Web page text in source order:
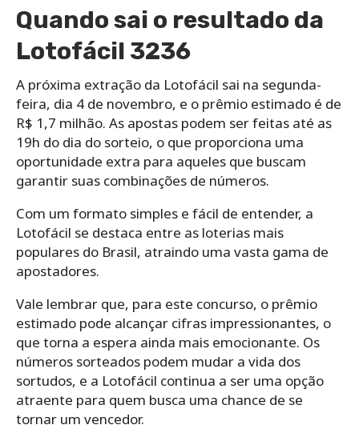
Quando sai o resultado da
Lotofácil 3236
A próxima extração da Lotofácil sai na segunda-
feira, dia 4 de novembro, e o prêmio estimado é de
R$ 1,7 milhão. As apostas podem ser feitas até as
19h do dia do sorteio, o que proporciona uma
oportunidade extra para aqueles que buscam
garantir suas combinações de números.
Com um formato simples e fácil de entender, a
Lotofácil se destaca entre as loterias mais
populares do Brasil, atraindo uma vasta gama de
apostadores.
Vale lembrar que, para este concurso, o prêmio
estimado pode alcançar cifras impressionantes, o
que torna a espera ainda mais emocionante. Os
números sorteados podem mudar a vida dos
sortudos, e a Lotofácil continua a ser uma opção
atraente para quem busca uma chance de se
tornar um vencedor.